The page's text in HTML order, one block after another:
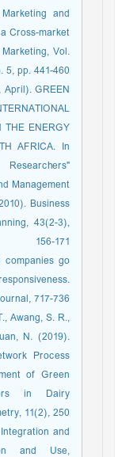
and
Cross-market
Vol.
5, pp. 441-460
April). GREEN
THE ENERGY
AFRICA. In
Management"
Business
43(2-3),
156-171
go
717-736
Awang, S. R.,
N. (2019).
Process
of Green
in Dairy
11(2), 250
and
and Use,